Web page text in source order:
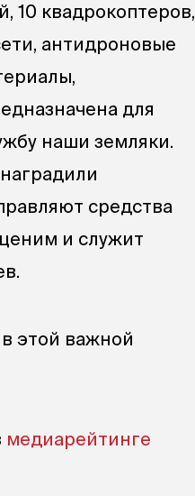
10 квадрокоптеров,
антидроновые
для
наши земляки.
средства
и служит
в этой важной
медиарейтинге